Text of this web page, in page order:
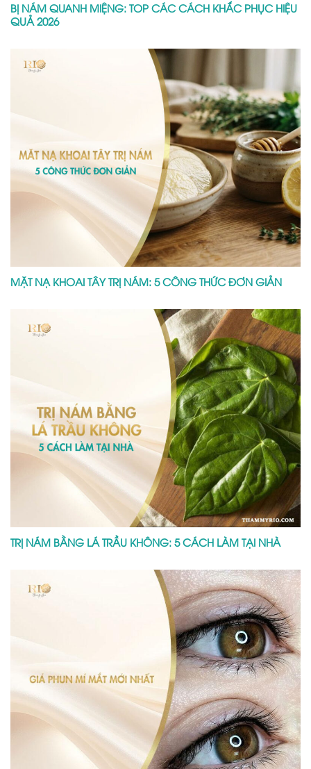
BỊ NÁM QUANH MIỆNG: TOP CÁC CÁCH KHẮC PHỤC HIỆU
QUẢ 2026
MẶT NẠ KHOAI TÂY TRỊ NÁM: 5 CÔNG THỨC ĐƠN GIẢN
TRỊ NÁM BẰNG LÁ TRẦU KHÔNG: 5 CÁCH LÀM TẠI NHÀ